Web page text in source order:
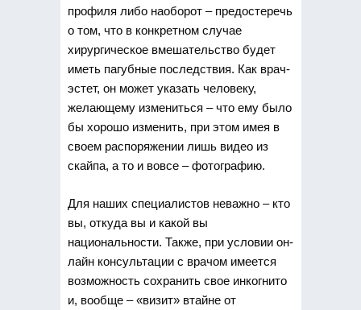
профиля либо наоборот – предостеречь
о том, что в конкретном случае
хирургическое вмешательство будет
иметь пагубные последствия. Как врач-
эстет, он может указать человеку,
желающему измениться – что ему было
бы хорошо изменить, при этом имея в
своем распоряжении лишь видео из
скайпа, а то и вовсе – фотографию.
Для наших специалистов неважно – кто
вы, откуда вы и какой вы
национальности. Также, при условии он-
лайн консультации с врачом имеется
возможность сохранить свое инкогнито
и, вообще – «визит» втайне от